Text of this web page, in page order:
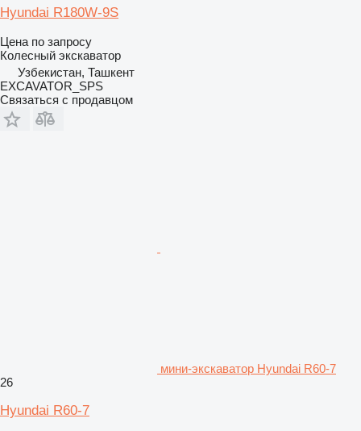
Hyundai R180W-9S
Цена по запросу
Колесный экскаватор
Узбекистан, Ташкент
EXCAVATOR_SPS
Связаться с продавцом
мини-экскаватор Hyundai R60-7
26
Hyundai R60-7